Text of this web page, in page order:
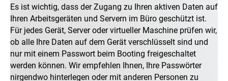
Es ist wichtig, dass der Zugang zu Ihren aktiven Daten auf
Ihren Arbeitsgeräten und Servern im Büro geschützt ist.
Für jedes Gerät, Server oder virtueller Maschine prüfen wir,
ob alle Ihre Daten auf dem Gerät verschlüsselt sind und
nur mit einem Passwort beim Booting freigeschaltet
werden können. Wir empfehlen Ihnen, Ihre Passwörter
nirgendwo hinterlegen oder mit anderen Personen zu